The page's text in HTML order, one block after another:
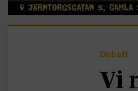
Debatt
Vi